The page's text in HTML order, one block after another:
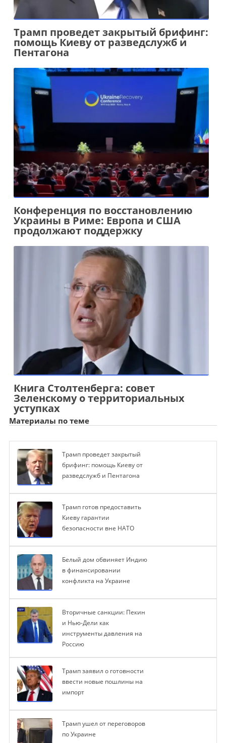
Трамп проведет закрытый брифинг:
помощь Киеву от разведслужб и
Пентагона
Конференция по восстановлению
Украины в Риме: Европа и США
продолжают поддержку
Книга Столтенберга: совет
Зеленскому о территориальных
уступках
Материалы по теме
Трамп проведет закрытый
брифинг: помощь Киеву от
разведслужб и Пентагона
Трамп готов предоставить
Киеву гарантии
безопасности вне НАТО
Белый дом обвиняет Индию
в финансировании
конфликта на Украине
Вторичные санкции: Пекин
и Нью-Дели как
инструменты давления на
Россию
Трамп заявил о готовности
ввести новые пошлины на
импорт
Трамп ушел от переговоров
по Украине